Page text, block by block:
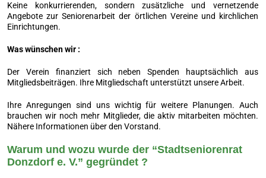
Keine konkurrierenden, sondern zusätzliche und vernetzende
Angebote zur Seniorenarbeit der örtlichen Vereine und kirchlichen
Einrichtungen.
Was wünschen wir :
Der Verein finanziert sich neben Spenden hauptsächlich aus
Mitgliedsbeiträgen. Ihre Mitgliedschaft unterstützt unsere Arbeit.
Ihre Anregungen sind uns wichtig für weitere Planungen. Auch
brauchen wir noch mehr Mitglieder, die aktiv mitarbeiten möchten.
Nähere Informationen über den Vorstand.
Warum und wozu wurde der “Stadtseniorenrat
Donzdorf e. V.” gegründet ?